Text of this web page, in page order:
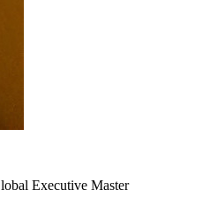
Executive Master